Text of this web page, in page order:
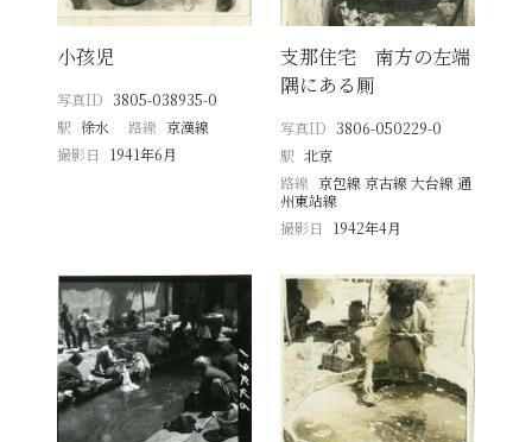
小孩児
写真ID 3805-038935-0
駅 徐水 路線 京漢線
撮影日
1941年6月
支那住宅 南方の左端
隅にある厠
写真ID 3806-050229-0
駅 北京
路線 京包線 京古線 大台線 通
州東站線
撮影日
1942年4月